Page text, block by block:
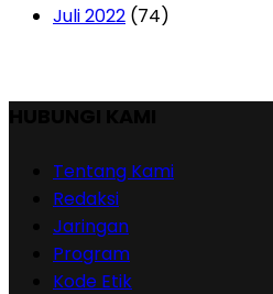
Juli 2022 (74)
Tentang Kami
Redaksi
Jaringan
Program
Kode Etik